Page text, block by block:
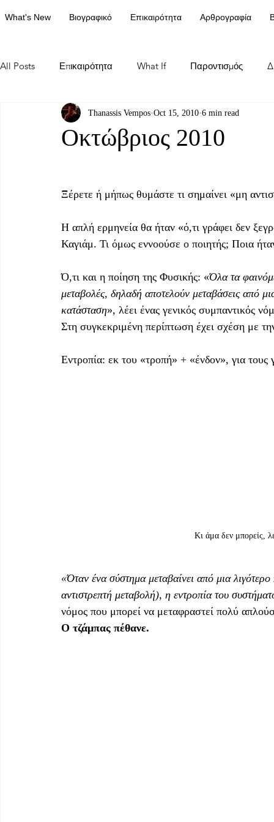
What's New Βιογραφικό Επικαιρότητα Αρθρογραφία
All Posts Επικαιρότητα What If Παροντισμός
Οκτώβριος 2010
Thanassis Vempos Oct 15, 2010 6 min read
Ξέρετε ή μήπως θυμάστε τι σημαίνει «μη
Η απλή ερμηνεία θα ήταν «ό,τι γράφει δεν
Καγιάμ. Τι όμως εννοούσε ο ποιητής; Ποια
Ό,τι και η ποίηση της Φυσικής: «Όλα τα
μεταβολές, δηλαδή αποτελούν μεταβάσεις από
κατάσταση», λέει ένας γενικός συμπαντικός
Στη συγκεκριμένη περίπτωση έχει σχέση με
Εντροπία: εκ του «τροπή» + «ένδον», για τους
Κι άμα δεν μπορείς,
«Όταν ένα σύστημα μεταβαίνει από μια
αντιστρεπτή μεταβολή), η εντροπία του
νόμος που μπορεί να μεταφραστεί πολύ
Ο τζάμπας πέθανε.